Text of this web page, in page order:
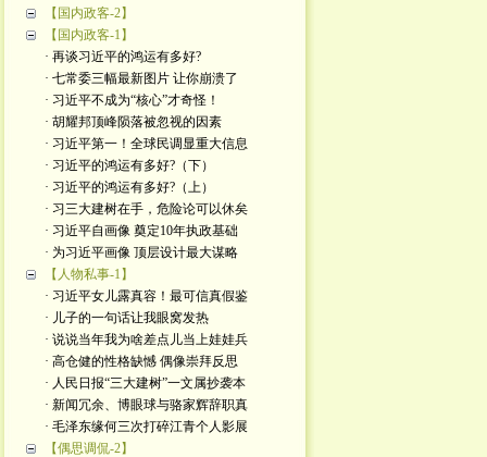
【国内政客-2】
【国内政客-1】
· 再谈习近平的鸿运有多好?
· 七常委三幅最新图片 让你崩溃了
· 习近平不成为“核心”才奇怪！
· 胡耀邦顶峰陨落被忽视的因素
· 习近平第一！全球民调显重大信息
· 习近平的鸿运有多好?（下）
· 习近平的鸿运有多好?（上）
· 习三大建树在手，危险论可以休矣
· 习近平自画像 奠定10年执政基础
· 为习近平画像 顶层设计最大谋略
【人物私事-1】
· 习近平女儿露真容！最可信真假鉴
· 儿子的一句话让我眼窝发热
· 说说当年我为啥差点儿当上娃娃兵
· 高仓健的性格缺憾 偶像崇拜反思
· 人民日报“三大建树”一文属抄袭本
· 新闻冗余、博眼球与骆家辉辞职真
· 毛泽东缘何三次打碎江青个人影展
【偶思调侃-2】